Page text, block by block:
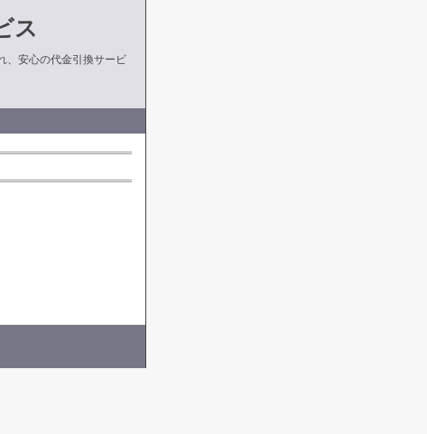
ス
、安心の代金引換サービ